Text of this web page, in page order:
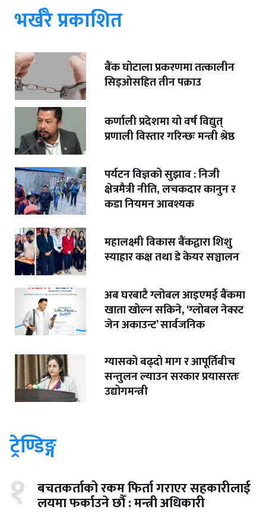
भर्खरै प्रकाशित
बैंक घोटाला प्रकरणमा तत्कालीन
सिइओसहित तीन पक्राउ
कर्णाली प्रदेशमा यो वर्ष विद्युत्
प्रणाली विस्तार गरिन्छः मन्त्री श्रेष्ठ
पर्यटन विज्ञको सुझाव : निजी
क्षेत्रमैत्री नीति, लचकदार कानुन र
कडा नियमन आवश्यक
महालक्ष्मी विकास बैंकद्वारा शिशु
स्याहार कक्ष तथा डे केयर सञ्चालन
अब घरबाटै ग्लोबल आइएमई बैंकमा
खाता खोल्न सकिने, ‘ग्लोबल नेक्स्ट
जेन अकाउन्ट’ सार्वजनिक
ग्यासको बढ्दो माग र आपूर्तिबीच
सन्तुलन ल्याउन सरकार प्रयासरतः
उद्योगमन्त्री
ट्रेण्डिङ्ग
१ बचतकर्ताको रकम फिर्ता गराएर सहकारीलाई
लयमा फर्काउने छौँ : मन्त्री अधिकारी